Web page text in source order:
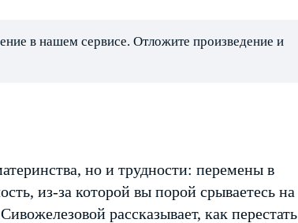
в нашем сервисе. Отложите произведение и
но и трудности: перемены в
из-за которой вы порой срываетесь на
рассказывает, как перестать